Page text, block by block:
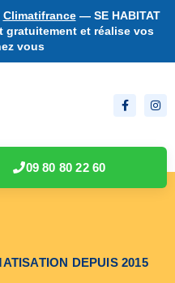
Climatifrance— SE HABITAT
et réalise vos
vous
09 80 80 22 60
DEPUIS 2015